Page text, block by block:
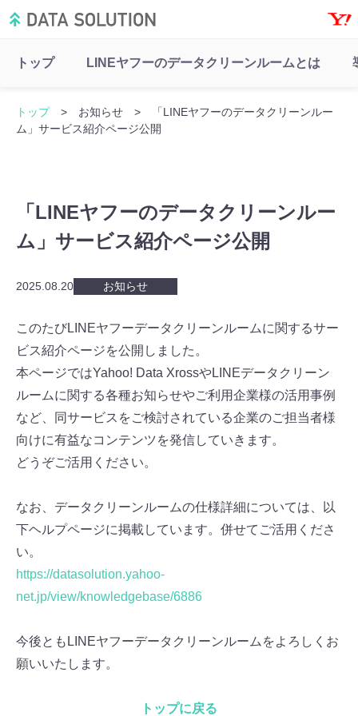
トップ LINEヤフーのデータクリーンルームとは
トップ> お知らせ > 「LINEヤフーのデータクリーンルー
ム」サービス紹介ページ公開
「LINEヤフーのデータクリーンルー
ム」サービス紹介ページ公開
2025.08.20 お知らせ
このたびLINEヤフーデータクリーンルームに関するサー
ビス紹介ページを公開しました。
本ページではYahoo! Data XrossやLINEデータクリーン
ルームに関する各種お知らせやご利用企業様の活用事例
など、同サービスをご検討されている企業のご担当者様
向けに有益なコンテンツを発信していきます。
どうぞご活用ください。
なお、データクリーンルームの仕様詳細については、以
下ヘルプページに掲載しています。併せてご活用くださ
い。
https://datasolution.yahoo-
net.jp/view/knowledgebase/6886
今後ともLINEヤフーデータクリーンルームをよろしくお
願いいたします。
トップに戻る